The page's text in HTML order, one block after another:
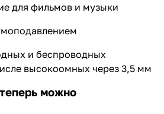
для фильмов и музыки
и беспроводных
высокоомных через 3,5 мм
можно